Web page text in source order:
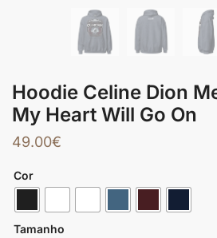
Hoodie Celine Dion
My Heart Will Go On
49.00€
Cor
Tamanho